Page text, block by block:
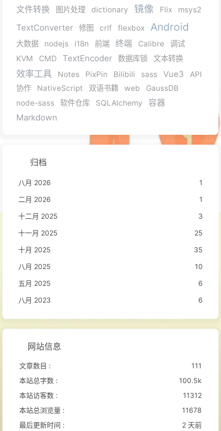
文件转换 图片处理 dictionary 镜像 Flix msys2
TextConverter 修图 crlf flexbox Android
大数据 nodejs i18n 前端 终端 Calibre
调试
KVM
CMD TextEncoder 数据库锁 文本转换
效率工具 Notes PixPin Bilibili sass Vue3
API
协作
NativeScript 双语书籍 web
GaussDB
node-sass
软件仓库 SQLAlchemy
容器
Markdown
归档
八月 2026
1
二月 2026
1
十二月 2025
3
十一月 2025
25
十月 2025
35
八月 2025
10
五月 2025
6
八月 2023
6
网站信息
文章数目 :
111
本站总字数 :
100.5k
本站访客数 :
11312
本站总浏览量 :
11678
最后更新时间 :
2 天前